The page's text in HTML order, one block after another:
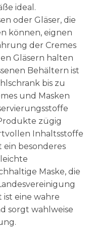
ideal.
oder Gläser, die
können, eignen
der Cremes
Gläsern halten
Behältern ist
bis zu
und Masken
zügig
Inhaltsstoffe
besonderes
Maske, die
ist eine wahre
sorgt wahlweise